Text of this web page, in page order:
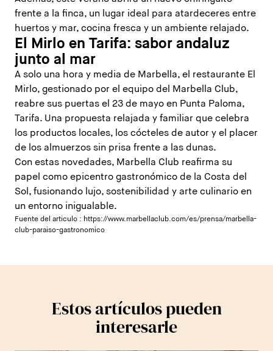
frente a la finca, un lugar ideal para atardeceres entre
huertos y mar, cocina fresca y un ambiente relajado.
El Mirlo en Tarifa: sabor andaluz
junto al mar
A solo una hora y media de Marbella, el restaurante El
Mirlo, gestionado por el equipo del Marbella Club,
reabre sus puertas el 23 de mayo en Punta Paloma,
Tarifa. Una propuesta relajada y familiar que celebra
los productos locales, los cócteles de autor y el placer
de los almuerzos sin prisa frente a las dunas.
Con estas novedades, Marbella Club reafirma su
papel como epicentro gastronómico de la Costa del
Sol, fusionando lujo, sostenibilidad y arte culinario en
un entorno inigualable.
Fuente del articulo : https://www.marbellaclub.com/es/prensa/marbella-
club-paraiso-gastronomico
Estos artículos pueden
interesarle